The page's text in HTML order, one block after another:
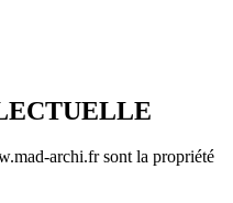
archi.fr sont la propriété